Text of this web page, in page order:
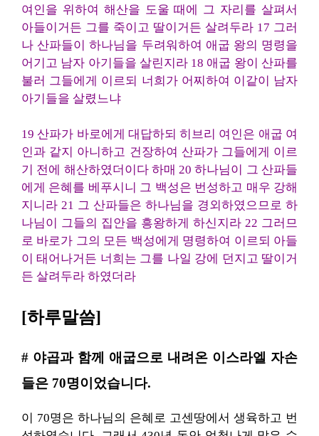
여인을 위하여 해산을 도울 때에 그 자리를 살펴서
아들이거든 그를 죽이고 딸이거든 살려두라 17 그러
나 산파들이 하나님을 두려워하여 애굽 왕의 명령을
어기고 남자 아기들을 살린지라 18 애굽 왕이 산파를
불러 그들에게 이르되 너희가 어찌하여 이같이 남자
아기들을 살렸느냐
19 산파가 바로에게 대답하되 히브리 여인은 애굽 여
인과 같지 아니하고 건장하여 산파가 그들에게 이르
기 전에 해산하였더이다 하매 20 하나님이 그 산파들
에게 은혜를 베푸시니 그 백성은 번성하고 매우 강해
지니라 21 그 산파들은 하나님을 경외하였으므로 하
나님이 그들의 집안을 흥왕하게 하신지라 22 그러므
로 바로가 그의 모든 백성에게 명령하여 이르되 아들
이 태어나거든 너희는 그를 나일 강에 던지고 딸이거
든 살려두라 하였더라
[하루말씀]
# 야곱과 함께 애굽으로 내려온 이스라엘 자손
들은 70명이었습니다.
이 70명은 하나님의 은혜로 고센땅에서 생육하고 번